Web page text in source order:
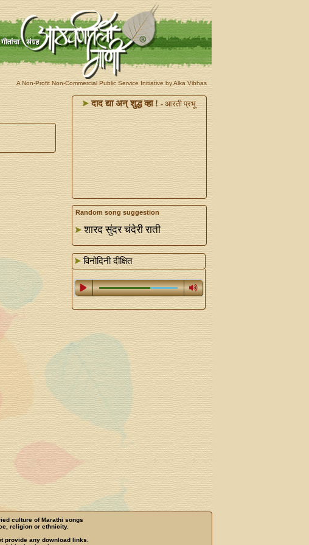
A Non-Profit Non-Commercial Public Service Initiative by Alka Vibhas
दाद द्या अन्‌ शुद्ध व्हा ! - आरती प्रभू
Random song suggestion
शारद सुंदर चंदेरी राती
विनोदिनी दीक्षित
culture of Marathi songs
religion or ethnicity.
provide any download links.